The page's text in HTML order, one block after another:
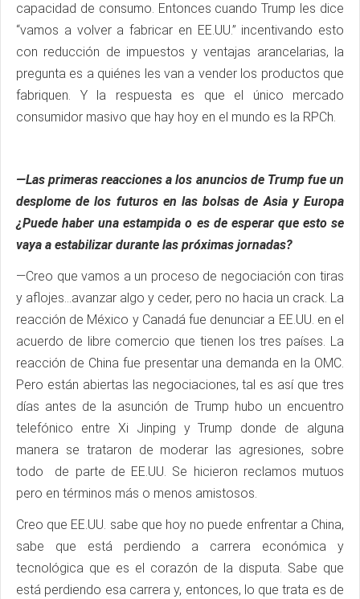
capacidad de consumo. Entonces cuando Trump les dice
“vamos a volver a fabricar en EE.UU.” incentivando esto
con reducción de impuestos y ventajas arancelarias, la
pregunta es a quiénes les van a vender los productos que
fabriquen. Y la respuesta es que el único mercado
consumidor masivo que hay hoy en el mundo es la RPCh.
—Las primeras reacciones a los anuncios de Trump fue un
desplome de los futuros en las bolsas de Asia y Europa
¿Puede haber una estampida o es de esperar que esto se
vaya a estabilizar durante las próximas jornadas?
—Creo que vamos a un proceso de negociación con tiras
y aflojes…avanzar algo y ceder, pero no hacia un crack. La
reacción de México y Canadá fue denunciar a EE.UU. en el
acuerdo de libre comercio que tienen los tres países. La
reacción de China fue presentar una demanda en la OMC.
Pero están abiertas las negociaciones, tal es así que tres
días antes de la asunción de Trump hubo un encuentro
telefónico entre Xi Jinping y Trump donde de alguna
manera se trataron de moderar las agresiones, sobre
todo de parte de EE.UU. Se hicieron reclamos mutuos
pero en términos más o menos amistosos.
Creo que EE.UU. sabe que hoy no puede enfrentar a China,
sabe que está perdiendo a carrera económica y
tecnológica que es el corazón de la disputa. Sabe que
está perdiendo esa carrera y, entonces, lo que trata es de